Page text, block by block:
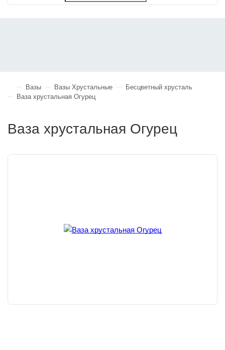
Вазы Вазы Хрустальные
Бесцветный хрусталь
Ваза хрустальная Огурец
Ваза хрустальная Огурец